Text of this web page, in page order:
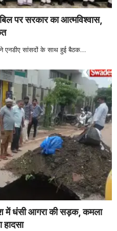
पर सरकार का आत्मविश्वास,
एनडीए सांसदों के साथ हुई बैठक…
धंसी आगरा की सड़क, कमला
हादसा